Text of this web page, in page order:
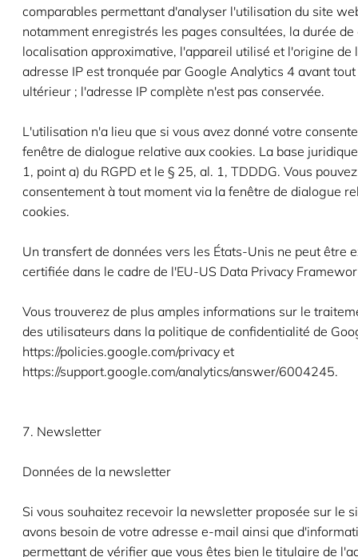
comparables permettant d'analyser l'utilisation du site
notamment enregistrés les pages consultées, la durée
localisation approximative, l'appareil utilisé et l'origine de
adresse IP est tronquée par Google Analytics 4 avant
ultérieur ; l'adresse IP complète n'est pas conservée.
L'utilisation n'a lieu que si vous avez donné votre
fenêtre de dialogue relative aux cookies. La base
1, point a) du RGPD et le § 25, al. 1, TDDDG. Vous
consentement à tout moment via la fenêtre de dialogue
cookies.
Un transfert de données vers les États-Unis ne peut être
certifiée dans le cadre de l'EU-US Data Privacy
Vous trouverez de plus amples informations sur le
des utilisateurs dans la politique de confidentialité de
https://policies.google.com/privacy et
https://support.google.com/analytics/answer/6004245.
7. Newsletter
Données de la newsletter
Si vous souhaitez recevoir la newsletter proposée sur le
avons besoin de votre adresse e-mail ainsi que
permettant de vérifier que vous êtes bien le titulaire de